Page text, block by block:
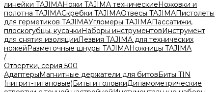
линейки TAJIMAНожи TAJIMA техническиеНожовки и
полотна TAJIMAСкребки TAJIMAОтвесы TAJIMAПистолеты
для герметиков TAJIMAУгломеры TAJIMAПассатижи,
плоскогубцы, кусачкиНаборы инструментовИнструмент
для снятия изоляцииЛезвия TAJIMA для технических
ножейРазметочные шнуры TAJIMAНожницы TAJIMA
/
Отвертки, серия 500
АдаптерыМагнитные держатели для битовБиты TIN
(нитрит-титановые)Биты и головкиДинамометрические